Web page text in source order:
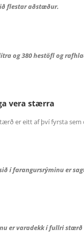
flestar aðstæður.
og 380 hestöfl og
vera stærra
er eitt af því fyrsta
í farangursrýminu er
er varadekk í fullri stærð